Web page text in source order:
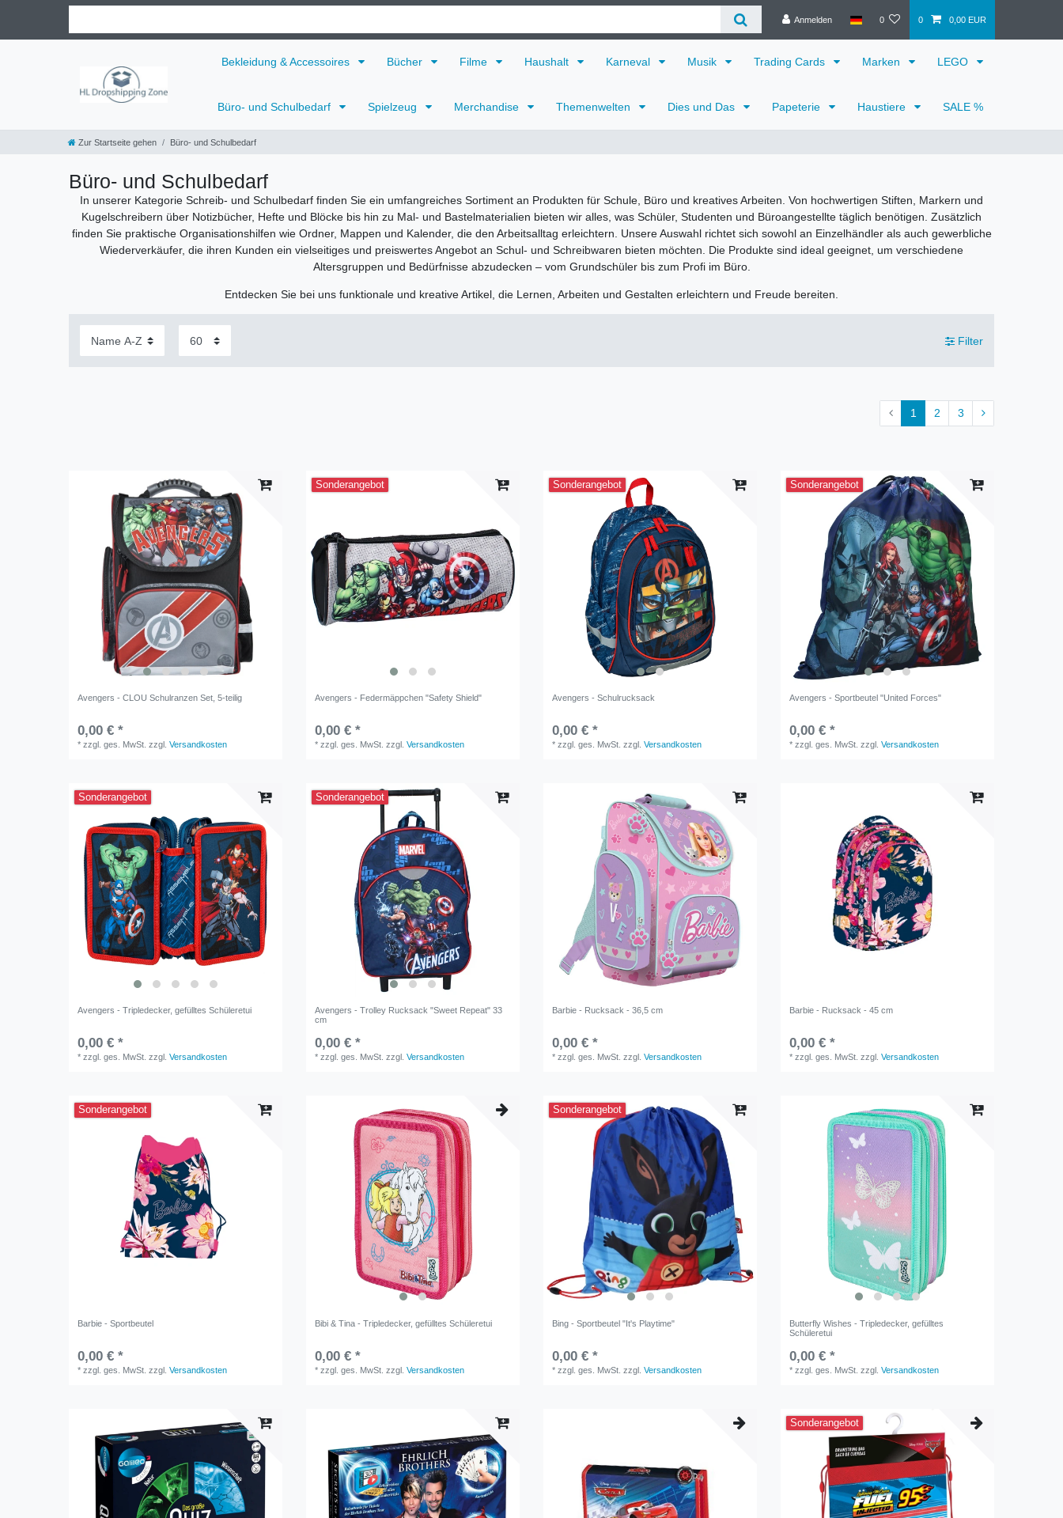
Anmelden 0 0 0,00 EUR
Bekleidung & Accessoires Bücher Filme Haushalt Karneval Musik Trading Cards Marken LEGO
Büro- und Schulbedarf Spielzeug Merchandise Themenwelten Dies und Das Papeterie Haustiere SALE %
Zur Startseite gehen Büro- und Schulbedarf
Büro- und Schulbedarf
In unserer Kategorie Schreib- und Schulbedarf finden Sie ein umfangreiches Sortiment an Produkten für Schule, Büro und kreatives Arbeiten. Von hochwertigen Stiften, Markern und
Kugelschreibern über Notizbücher, Hefte und Blöcke bis hin zu Mal- und Bastelmaterialien bieten wir alles, was Schüler, Studenten und Büroangestellte täglich benötigen. Zusätzlich
finden Sie praktische Organisationshilfen wie Ordner, Mappen und Kalender, die den Arbeitsalltag erleichtern. Unsere Auswahl richtet sich sowohl an Einzelhändler als auch gewerbliche
Wiederverkäufer, die ihren Kunden ein vielseitiges und preiswertes Angebot an Schul- und Schreibwaren bieten möchten. Die Produkte sind ideal geeignet, um verschiedene
Altersgruppen und Bedürfnisse abzudecken – vom Grundschüler bis zum Profi im Büro.
Entdecken Sie bei uns funktionale und kreative Artikel, die Lernen, Arbeiten und Gestalten erleichtern und Freude bereiten.
Filter
1 2 3
Avengers - CLOU Schulranzen Set, 5-teilig
0,00 € *
*zzgl. ges. MwSt. zzgl.Versandkosten
Sonderangebot
Avengers - Federmäppchen "Safety Shield"
0,00 € *
*zzgl. ges. MwSt. zzgl.Versandkosten
Sonderangebot
Avengers - Schulrucksack
0,00 € *
*zzgl. ges. MwSt. zzgl.Versandkosten
Sonderangebot
Avengers - Sportbeutel "United Forces"
0,00 € *
*zzgl. ges. MwSt. zzgl.Versandkosten
Sonderangebot
Avengers - Tripledecker, gefülltes Schüleretui
0,00 € *
*zzgl. ges. MwSt. zzgl.Versandkosten
Sonderangebot
Avengers - Trolley Rucksack "Sweet Repeat" 33
cm
0,00 € *
*zzgl. ges. MwSt. zzgl.Versandkosten
Barbie - Rucksack - 36,5 cm
0,00 € *
*zzgl. ges. MwSt. zzgl.Versandkosten
Barbie - Rucksack - 45 cm
0,00 € *
*zzgl. ges. MwSt. zzgl.Versandkosten
Sonderangebot
Barbie - Sportbeutel
0,00 € *
*zzgl. ges. MwSt. zzgl.Versandkosten
Bibi & Tina - Tripledecker, gefülltes Schüleretui
0,00 € *
*zzgl. ges. MwSt. zzgl.Versandkosten
Sonderangebot
Bing - Sportbeutel "It's Playtime"
0,00 € *
*zzgl. ges. MwSt. zzgl.Versandkosten
Butterfly Wishes - Tripledecker, gefülltes
Schüleretui
0,00 € *
*zzgl. ges. MwSt. zzgl.Versandkosten
Sonderangebot